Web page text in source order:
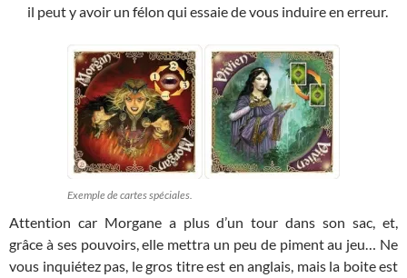
il peut y avoir un félon qui essaie de vous induire en erreur.
Exemple de cartes spéciales.
Attention car Morgane a plus d’un tour dans son sac, et,
grâce à ses pouvoirs, elle mettra un peu de piment au jeu… Ne
vous inquiétez pas, le gros titre est en anglais, mais la boite est